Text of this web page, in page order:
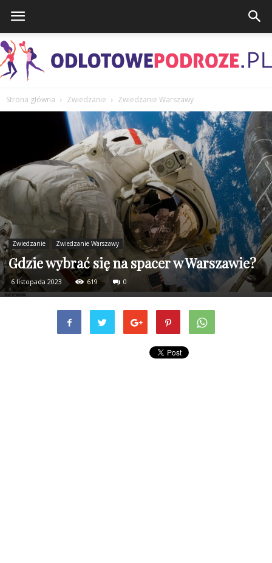
Strona główna Zwiedzanie Zwiedzanie Warszawy
Zwiedzanie Zwiedzanie Warszawy
Gdzie wybrać się na spacer w Warszawie?
6 listopada 2023 619 0